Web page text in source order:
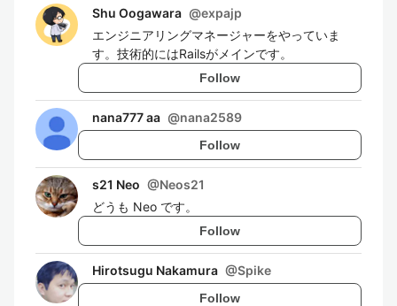
Shu Oogawara @expajp
エンジニアリングマネージャーをやっていま
す。技術的にはRailsがメインです。
Follow
nana777 aa @nana2589
Follow
s21 Neo @Neos21
どうも Neo です。
Follow
Hirotsugu Nakamura @Spike
Follow